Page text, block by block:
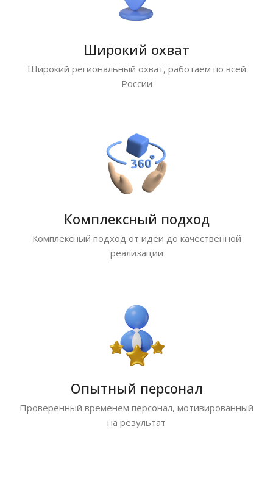
Широкий охват
Широкий региональный охват, работаем по всей
России
Комплексный подход
Комплексный подход от идеи до качественной
реализации
Опытный персонал
Проверенный временем персонал, мотивированный
на результат